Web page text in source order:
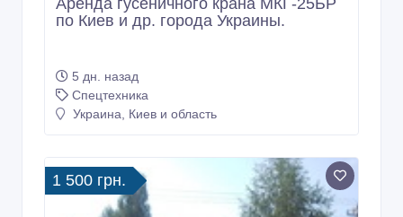
по Киев и др. города Украины.
5 дн. назад
Спецтехника
Украина, Киев и область
1 500 грн.